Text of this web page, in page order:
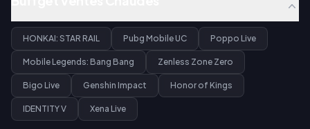
HONKAI: STAR RAIL Pubg Mobile UC Poppo Live
Mobile Legends: Bang Bang Zenless Zone Zero
Bigo Live Genshin Impact Honor of Kings
IDENTITY V Xena Live